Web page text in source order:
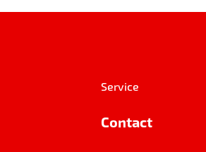
Service
Contact